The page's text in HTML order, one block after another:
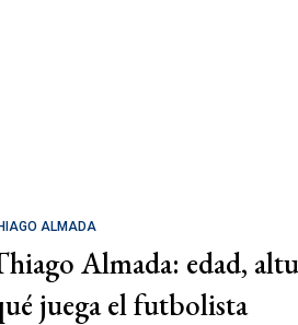
ALMADA
Almada: edad,
juega el futbolista